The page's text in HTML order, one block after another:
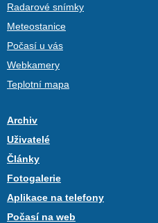
Radarové snímky
Meteostanice
Počasí u vás
Webkamery
Teplotní mapa
Archiv
Uživatelé
Články
Fotogalerie
Aplikace na telefony
Počasí na web